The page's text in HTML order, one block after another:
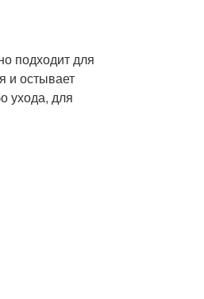
подходит для
и остывает
ухода, для